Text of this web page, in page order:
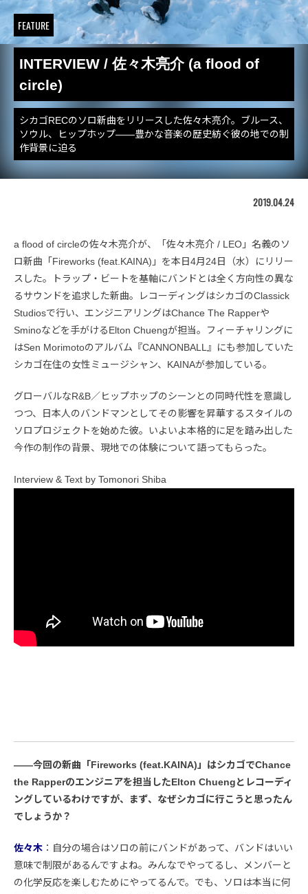
FEATURE
INTERVIEW / 佐々木亮介 (a flood of
circle)
シカゴRECのソロ新曲をリリースした佐々木亮介。ブルース、
ソウル、ヒップホップ――豊かな音楽の歴史紡ぐ彼の地での制
作背景に迫る
2019.04.24
a flood of circleの佐々木亮介が、「佐々木亮介 / LEO」名義のソ
ロ新曲「Fireworks (feat.KAINA)」を本日4月24日（水）にリリー
スした。トラップ・ビートを基軸にバンドとは全く方向性の異な
るサウンドを追求した新曲。レコーディングはシカゴのClassick
Studiosで行い、エンジニアリングはChance The Rapperや
Sminoなどを手がけるElton Chuengが担当。フィーチャリングに
はSen Morimotoのアルバム『CANNONBALL』にも参加していた
シカゴ在住の女性ミュージシャン、KAINAが参加している。
グローバルなR&B／ヒップホップのシーンとの同時代性を意識し
つつ、日本人のバンドマンとしてその影響を昇華するスタイルの
ソロプロジェクトを始めた彼。いよいよ本格的に足を踏み出した
今作の制作の背景、現地での体験について語ってもらった。
Interview & Text by Tomonori Shiba
――今回の新曲「Fireworks (feat.KAINA)」はシカゴでChance
the Rapperのエンジニアを担当したElton Chuengとレコーディ
ングしているわけですが、まず、なぜシカゴに行こうと思ったん
でしょうか？
佐々木 ：自分の場合はソロの前にバンドがあって、バンドはいい
意味で制限があるんですよね。みんなでやってるし、メンバーと
の化学反応を楽しむためにやってるんで。でも、ソロは本当に何